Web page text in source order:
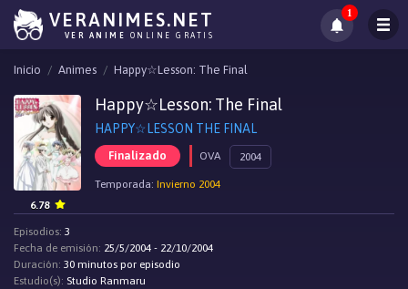
VERANIMES.NET
VER ANIME ONLINE GRATIS
1
Inicio Animes Happy☆Lesson: The Final
Happy☆Lesson: The Final
HAPPY☆LESSON THE FINAL
Finalizado OVA 2004
Temporada: Invierno 2004
6.78
Episodios: 3
Fecha de emisión: 25/5/2004 - 22/10/2004
Duración: 30 minutos por episodio
Estudio(s): Studio Ranmaru